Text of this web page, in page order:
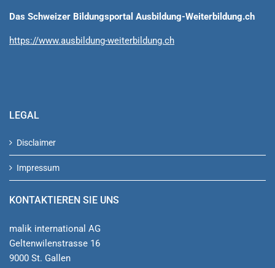
Das Schweizer Bildungsportal Ausbildung-Weiterbildung.ch
https://www.ausbildung-weiterbildung.ch
LEGAL
Disclaimer
Impressum
KONTAKTIEREN SIE UNS
malik international AG
Geltenwilenstrasse 16
9000 St. Gallen